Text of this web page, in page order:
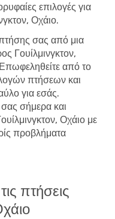
επιλογές για
Οχάιο.
σας από μια
Γουίλμινγκτον,
από το
πτήσεων και
για εσάς.
σας σήμερα και
Οχάιο με
προβλήματα
πτήσεις